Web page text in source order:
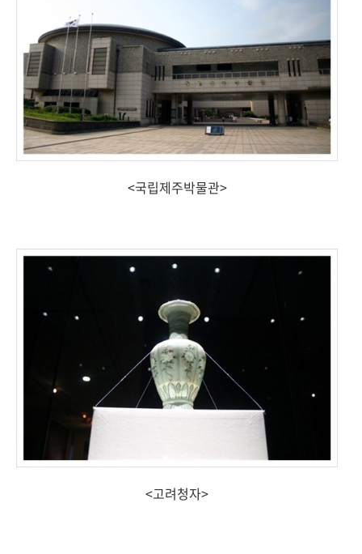
<국립제주박물관>
<고려청자>